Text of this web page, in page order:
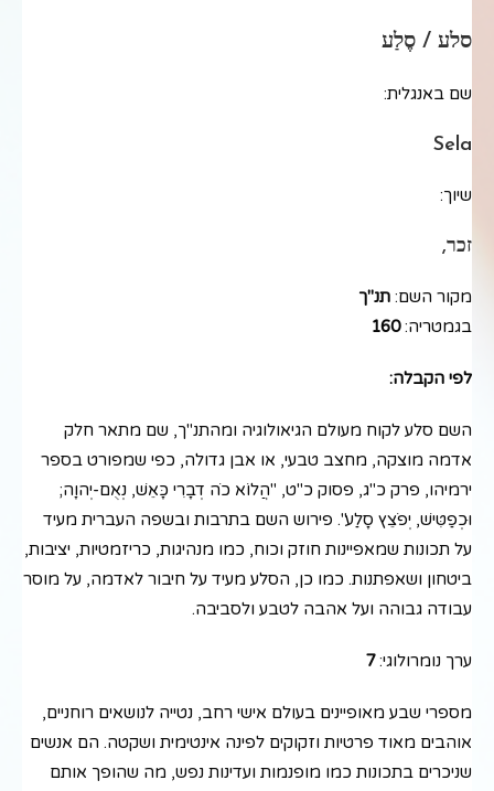
סלע / סֶלַע
שם באנגלית:
Sela
שיוך:
זכר,
מקור השם: תנ"ך
בגמטריה:160
לפי הקבלה:
השם סלע לקוח מעולם הגיאולוגיה ומהתנ"ך, שם מתאר חלק
אדמה מוצקה, מחצב טבעי, או אבן גדולה, כפי שמפורט בספר
ירמיהו, פרק כ"ג, פסוק כ"ט, "הֲלוֹא כֹה דְבָרִי כָּאֵשׁ, נְאֻם-יְהוָה;
וּכְפַטִּישׁ, יְפֹצֵץ סָלַע". פירוש השם בתרבות ובשפה העברית מעיד
על תכונות שמאפיינות חוזק וכוח, כמו מנהיגות, כריזמטיות, יציבות,
ביטחון ושאפתנות. כמו כן, הסלע מעיד על חיבור לאדמה, על מוסר
עבודה גבוהה ועל אהבה לטבע ולסביבה.
ערך נומרולוגי:7
מספרי שבע מאופיינים בעולם אישי רחב, נטייה לנושאים רוחניים,
אוהבים מאוד פרטיות וזקוקים לפינה אינטימית ושקטה. הם אנשים
שניכרים בתכונות כמו מופנמות ועדינות נפש, מה שהופך אותם